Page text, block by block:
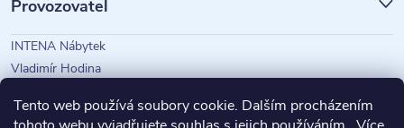
Tento web používá soubory cookie. Dalším procházením
Provozovatel
INTENA Nábytek
Vladimír Hodina